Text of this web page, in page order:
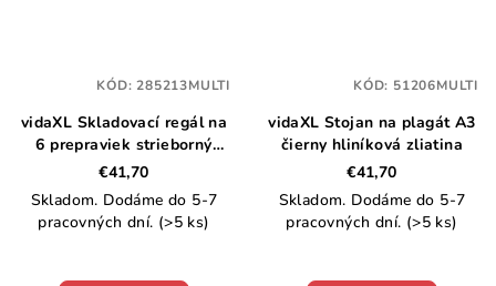
vidaXL Skladovací regál na
6 prepraviek strieborný
96x33x116 cm oceľ
€41,70
Skladom. Dodáme do 5-7
pracovných dní. (>5 ks)
KÓD:285213MULTI
vidaXL Stojan na plagát A3
čierny hliníková zliatina
€41,70
Skladom. Dodáme do 5-7
pracovných dní. (>5 ks)
KÓD: 51206MULTI